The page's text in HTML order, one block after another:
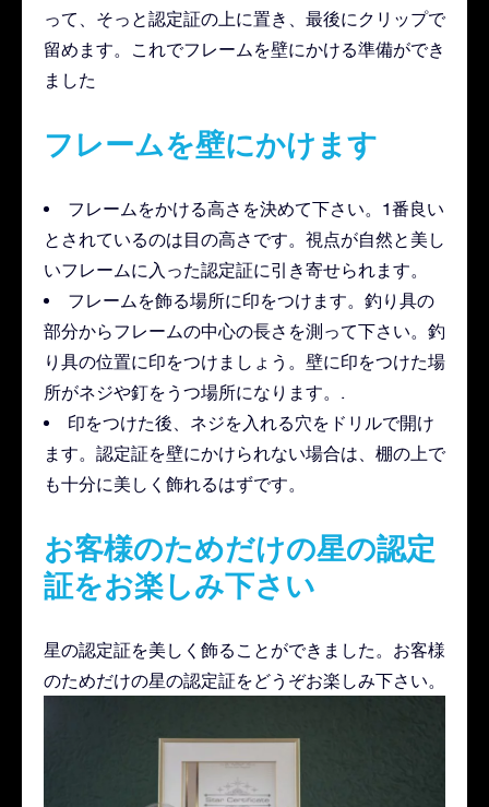
って、そっと認定証の上に置き、最後にクリップで
留めます。これでフレームを壁にかける準備ができ
ました
フレームを壁にかけます
フレームをかける高さを決めて下さい。1番良い
とされているのは目の高さです。視点が自然と美し
いフレームに入った認定証に引き寄せられます。
フレームを飾る場所に印をつけます。釣り具の
部分からフレームの中心の長さを測って下さい。釣
り具の位置に印をつけましょう。壁に印をつけた場
所がネジや釘をうつ場所になります。.
印をつけた後、ネジを入れる穴をドリルで開け
ます。認定証を壁にかけられない場合は、棚の上で
も十分に美しく飾れるはずです。
お客様のためだけの星の認定
証をお楽しみ下さい
星の認定証を美しく飾ることができました。お客様
のためだけの星の認定証をどうぞお楽しみ下さい。